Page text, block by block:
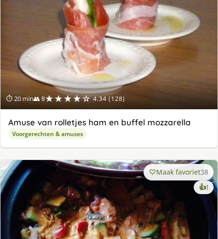
⏱ 20 min👥 8★★★★☆ 4.34 (128)
Amuse van rolletjes ham en buffel mozzarella
Voorgerechten & amuses
Maak favoriet38
👍1